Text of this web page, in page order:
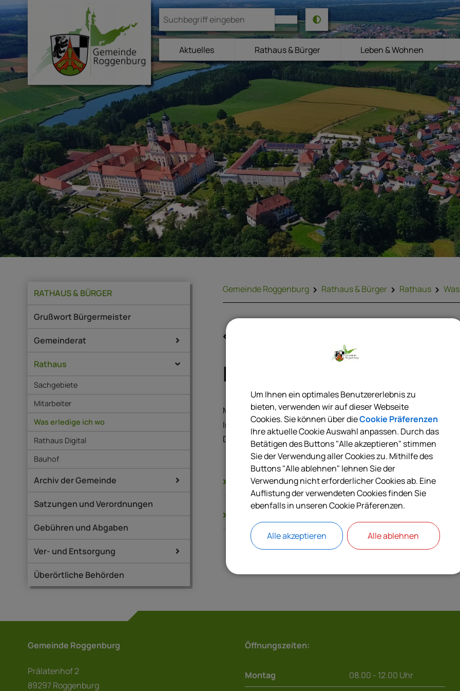
Aktuelles Rathaus & Bürger Leben & Wohnen
RATHAUS & BÜRGER
Grußwort Bürgermeister
Gemeinderat
Rathaus
Sachgebiete
Mitarbeiter
Was erledige ich wo
Rathaus Digital
Bauhof
Archiv der Gemeinde
Satzungen und Verordnungen
Gebühren und Abgaben
Ver- und Entsorgung
Überörtliche Behörden
Gemeinde Roggenburg Rathaus & Bürger Rathaus
Messen; Informationen
Messen sind ein wichtigstes Marketinginstrument und
Impulsgeber für den nationalen und internationalen Handel
Dienstleistungen.
Langbeschreibung
Gemeinde Roggenburg
Prälatenhof 2
89297 Roggenburg
Öffnungszeiten:
Montag 08.00 - 12.00 Uhr
Um Ihnen ein optimales Benutzererlebnis zu
bieten, verwenden wir auf dieser Webseite
Cookies. Sie können über dieCookie Präferenzen
Ihre aktuelle Cookie Auswahl anpassen. Durch das
Betätigen des Buttons "Alle akzeptieren" stimmen
Sie der Verwendung aller Cookies zu. Mithilfe des
Buttons "Alle ablehnen" lehnen Sie der
Verwendung nicht erforderlicher Cookies ab. Eine
Auflistung der verwendeten Cookies finden Sie
ebenfalls in unseren Cookie Präferenzen.
Alle akzeptieren Alle ablehnen